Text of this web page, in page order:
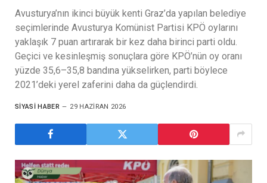
Avusturya’nın ikinci büyük kenti Graz’da yapılan belediye
seçimlerinde Avusturya Komünist Partisi KPÖ oylarını
yaklaşık 7 puan artırarak bir kez daha birinci parti oldu.
Geçici ve kesinleşmiş sonuçlara göre KPÖ’nün oy oranı
yüzde 35,6–35,8 bandına yükselirken, parti böylece
2021’deki yerel zaferini daha da güçlendirdi.
SIYASI HABER 29 HAZIRAN 2026